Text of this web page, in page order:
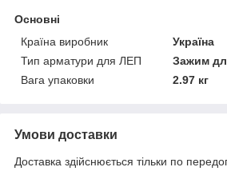
Основні
Країна виробник
Україна
Тип арматури для ЛЕП
Зажим
Вага упаковки
2.97 кг
Умови доставки
Доставка здійснюється тільки по